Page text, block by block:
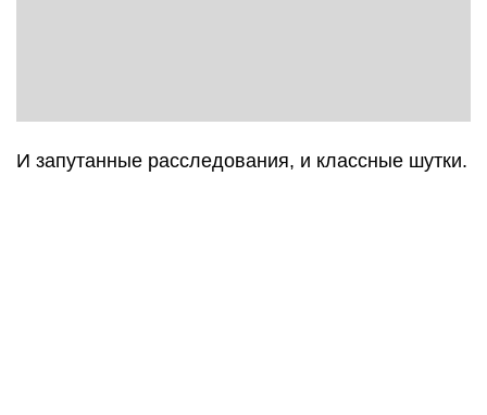
И запутанные расследования, и классные шутки.